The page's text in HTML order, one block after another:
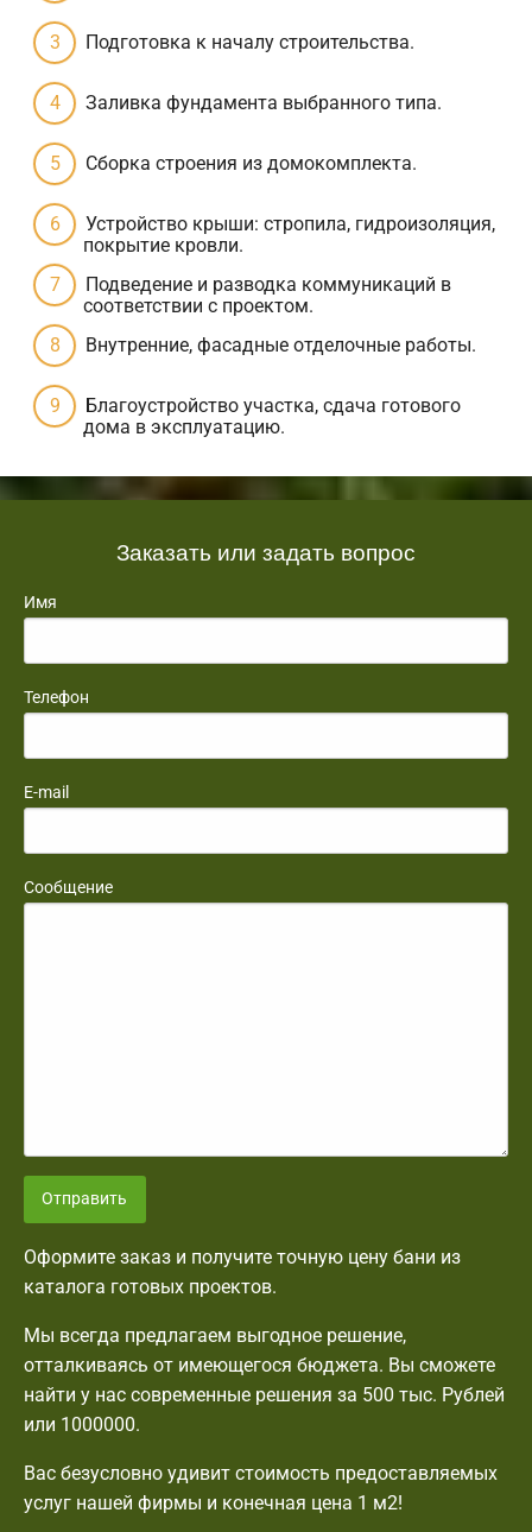
Подготовка к началу строительства.
Заливка фундамента выбранного типа.
Сборка строения из домокомплекта.
Устройство крыши: стропила, гидроизоляция,
покрытие кровли.
Подведение и разводка коммуникаций в
соответствии с проектом.
Внутренние, фасадные отделочные работы.
Благоустройство участка, сдача готового
дома в эксплуатацию.
Заказать или задать вопрос
Имя
Телефон
E-mail
Сообщение
Отправить
Оформите заказ и получите точную цену бани из
каталога готовых проектов.
Мы всегда предлагаем выгодное решение,
отталкиваясь от имеющегося бюджета. Вы сможете
найти у нас современные решения за 500 тыс. Рублей
или 1000000.
Вас безусловно удивит стоимость предоставляемых
услуг нашей фирмы и конечная цена 1 м2!